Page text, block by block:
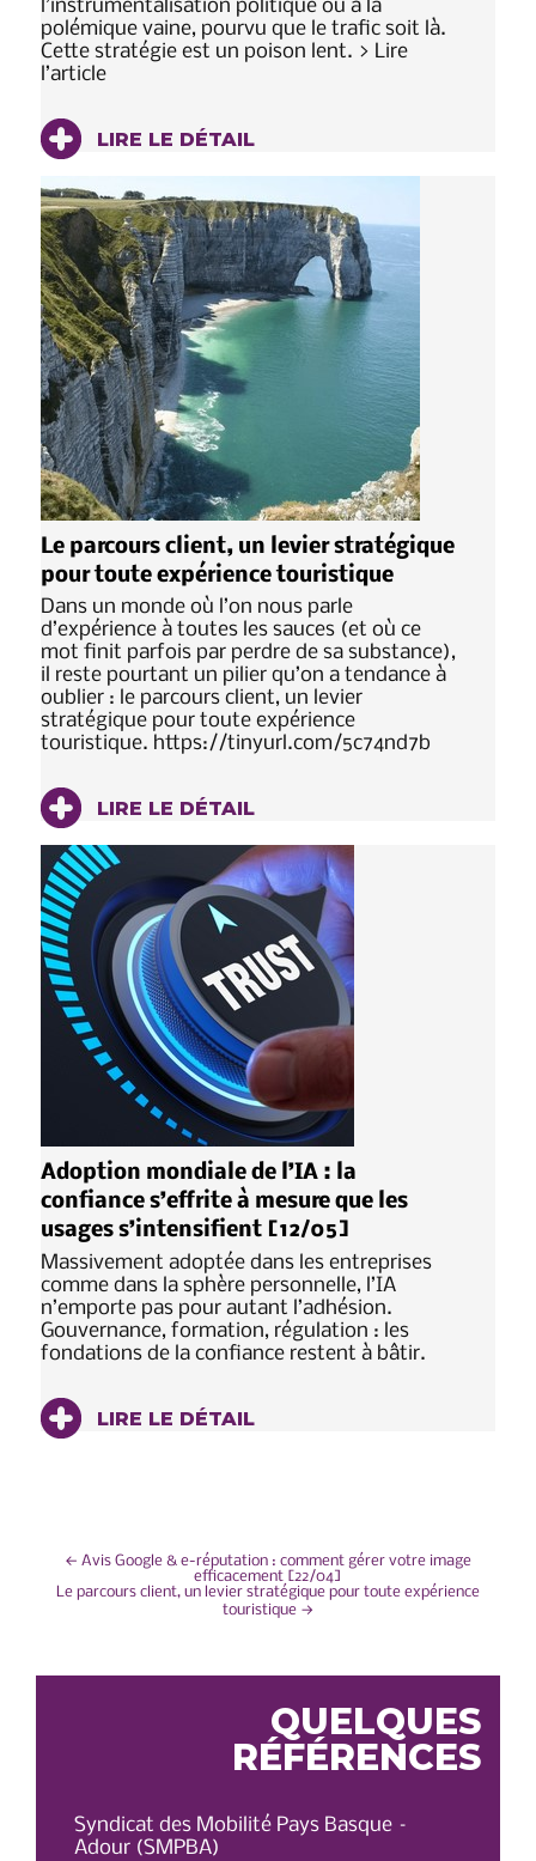
l’instrumentalisation politique ou à la
polémique vaine, pourvu que le trafic soit là.
Cette stratégie est un poison lent. > Lire
l’article
LIRE LE DÉTAIL
Le parcours client, un levier stratégique
pour toute expérience touristique
Dans un monde où l’on nous parle
d’expérience à toutes les sauces (et où ce
mot finit parfois par perdre de sa substance),
il reste pourtant un pilier qu’on a tendance à
oublier : le parcours client, un levier
stratégique pour toute expérience
touristique. https://tinyurl.com/5c74nd7b
LIRE LE DÉTAIL
Adoption mondiale de l’IA : la
confiance s’effrite à mesure que les
usages s’intensifient [12/05]
Massivement adoptée dans les entreprises
comme dans la sphère personnelle, l’IA
n’emporte pas pour autant l’adhésion.
Gouvernance, formation, régulation : les
fondations de la confiance restent à bâtir.
LIRE LE DÉTAIL
NAVIGATION
← Avis Google & e-réputation : comment gérer votre image
efficacement [22/04]
Le parcours client, un levier stratégique pour toute expérience
touristique →
QUELQUES
RÉFÉRENCES
Syndicat des Mobilité Pays Basque –
Adour (SMPBA)